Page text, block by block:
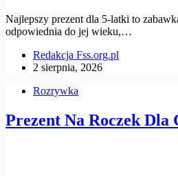
Najlepszy prezent dla 5-latki to
odpowiednia do jej wieku,…
Redakcja Fss.org.pl
2 sierpnia, 2026
Rozrywka
Prezent Na Roczek Dla